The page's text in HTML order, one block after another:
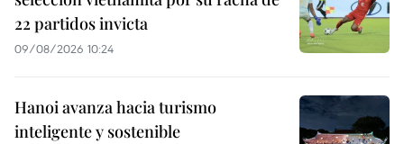
22 partidos invicta
09/08/2026 10:24
Hanoi avanza hacia turismo
inteligente y sostenible